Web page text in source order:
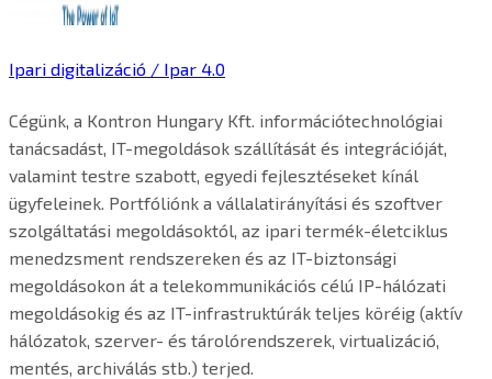
Ipari digitalizáció / Ipar 4.0
Cégünk, a Kontron Hungary Kft. információtechnológiai
tanácsadást, IT-megoldások szállítását és integrációját,
valamint testre szabott, egyedi fejlesztéseket kínál
ügyfeleinek. Portfóliónk a vállalatirányítási és szoftver
szolgáltatási megoldásoktól, az ipari termék-életciklus
menedzsment rendszereken és az IT-biztonsági
megoldásokon át a telekommunikációs célú IP-hálózati
megoldásokig és az IT-infrastruktúrák teljes köréig (aktív
hálózatok, szerver- és tárolórendszerek, virtualizáció,
mentés, archiválás stb.) terjed.